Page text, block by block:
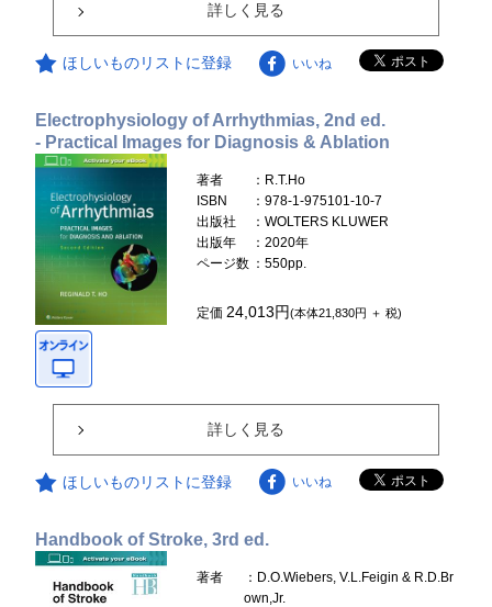
詳しく見る
ほしいものリストに登録 いいね
Electrophysiology of Arrhythmias, 2nd ed.
- Practical Images for Diagnosis & Ablation
著者
：R.T.Ho
ISBN
：978-1-975101-10-7
出版社
：WOLTERS KLUWER
出版年
：2020年
ページ数 ：550pp.
定価24,013円(本体21,830円 ＋ 税)
詳しく見る
ほしいものリストに登録 いいね
Handbook of Stroke, 3rd ed.
著者
：D.O.Wiebers, V.L.Feigin & R.D.Br
own,Jr.